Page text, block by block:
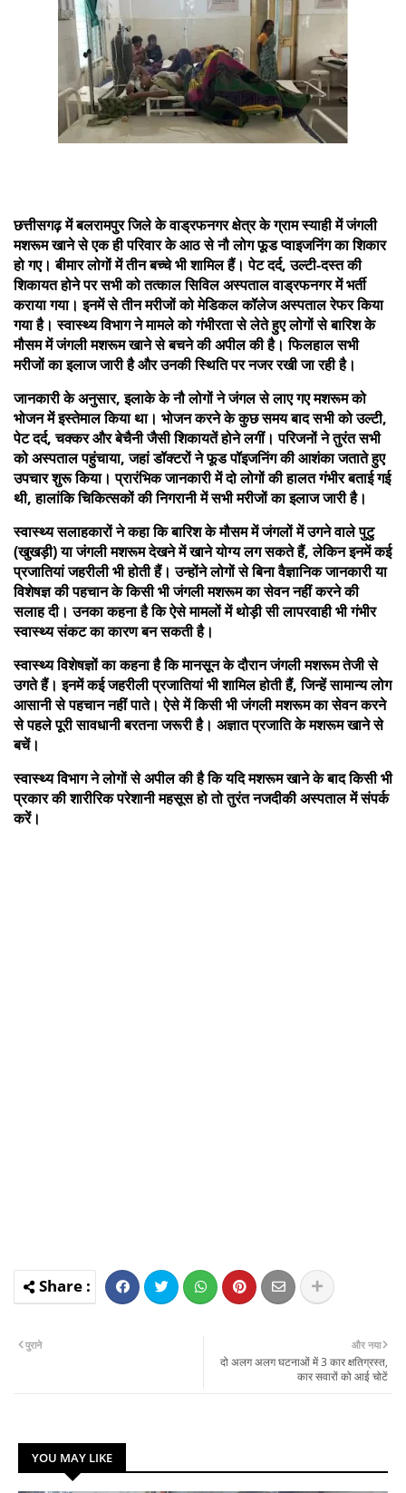
छत्तीसगढ़ में बलरामपुर जिले के वाड्रफनगर क्षेत्र के ग्राम स्याही में जंगली
मशरूम खाने से एक ही परिवार के आठ से नौ लोग फूड प्वाइजनिंग का शिकार
हो गए। बीमार लोगों में तीन बच्चे भी शामिल हैं। पेट दर्द, उल्टी-दस्त की
शिकायत होने पर सभी को तत्काल सिविल अस्पताल वाड्रफनगर में भर्ती
कराया गया। इनमें से तीन मरीजों को मेडिकल कॉलेज अस्पताल रेफर किया
गया है। स्वास्थ्य विभाग ने मामले को गंभीरता से लेते हुए लोगों से बारिश के
मौसम में जंगली मशरूम खाने से बचने की अपील की है। फिलहाल सभी
मरीजों का इलाज जारी है और उनकी स्थिति पर नजर रखी जा रही है।
जानकारी के अनुसार, इलाके के नौ लोगों ने जंगल से लाए गए मशरूम को
भोजन में इस्तेमाल किया था। भोजन करने के कुछ समय बाद सभी को उल्टी,
पेट दर्द, चक्कर और बेचैनी जैसी शिकायतें होने लगीं। परिजनों ने तुरंत सभी
को अस्पताल पहुंचाया, जहां डॉक्टरों ने फूड पॉइजनिंग की आशंका जताते हुए
उपचार शुरू किया। प्रारंभिक जानकारी में दो लोगों की हालत गंभीर बताई गई
थी, हालांकि चिकित्सकों की निगरानी में सभी मरीजों का इलाज जारी है।
स्वास्थ्य सलाहकारों ने कहा कि बारिश के मौसम में जंगलों में उगने वाले पुटु
(खुखड़ी) या जंगली मशरूम देखने में खाने योग्य लग सकते हैं, लेकिन इनमें कई
प्रजातियां जहरीली भी होती हैं। उन्होंने लोगों से बिना वैज्ञानिक जानकारी या
विशेषज्ञ की पहचान के किसी भी जंगली मशरूम का सेवन नहीं करने की
सलाह दी। उनका कहना है कि ऐसे मामलों में थोड़ी सी लापरवाही भी गंभीर
स्वास्थ्य संकट का कारण बन सकती है।
स्वास्थ्य विशेषज्ञों का कहना है कि मानसून के दौरान जंगली मशरूम तेजी से
उगते हैं। इनमें कई जहरीली प्रजातियां भी शामिल होती हैं, जिन्हें सामान्य लोग
आसानी से पहचान नहीं पाते। ऐसे में किसी भी जंगली मशरूम का सेवन करने
से पहले पूरी सावधानी बरतना जरूरी है। अज्ञात प्रजाति के मशरूम खाने से
बचें।
स्वास्थ्य विभाग ने लोगों से अपील की है कि यदि मशरूम खाने के बाद किसी भी
प्रकार की शारीरिक परेशानी महसूस हो तो तुरंत नजदीकी अस्पताल में संपर्क
करें।
और नया
दो अलग अलग घटनाओं में 3 कार क्षतिग्रस्त,
कार सवारों को आई चोटें
पुराने
YOU MAY LIKE